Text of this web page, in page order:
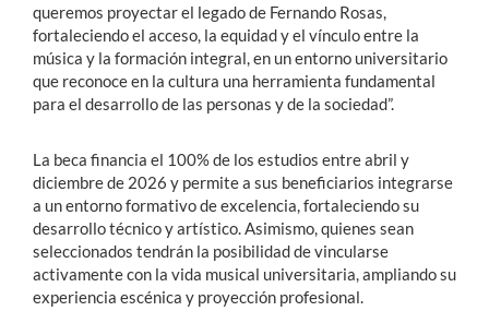
queremos proyectar el legado de Fernando Rosas,
fortaleciendo el acceso, la equidad y el vínculo entre la
música y la formación integral, en un entorno universitario
que reconoce en la cultura una herramienta fundamental
para el desarrollo de las personas y de la sociedad”.
La beca financia el 100% de los estudios entre abril y
diciembre de 2026 y permite a sus beneficiarios integrarse
a un entorno formativo de excelencia, fortaleciendo su
desarrollo técnico y artístico. Asimismo, quienes sean
seleccionados tendrán la posibilidad de vincularse
activamente con la vida musical universitaria, ampliando su
experiencia escénica y proyección profesional.